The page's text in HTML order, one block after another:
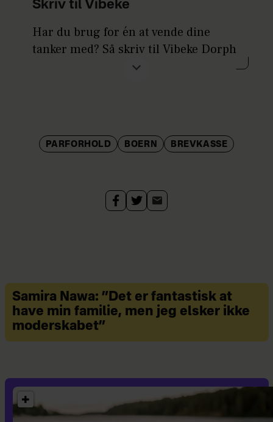
Skriv til Vibeke
Har du brug for én at vende dine
tanker med? Så skriv til Vibeke Dorph
og få råd om parforholdsproblemer,
Mails sendes
Breve til: Hjemmet, Spørg Vibeke,
Strødamvej 46, 2100 København Ø.
Vibeke Dorph har i over 10 år været
fast brevkasseredaktør på ugebladet
Hjemmet, hvor hun også arbejder
'Babyalarm – en psykologisk thriller
om en nybagt mor'. Vibeke bor i Valby
PARFORHOLD BOERN BREVKASSE
Samira Nawa: ”Det er fantastisk at
have min familie, men jeg elsker ikke
moderskabet”